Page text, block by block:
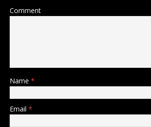
Comment
Name *
Email *